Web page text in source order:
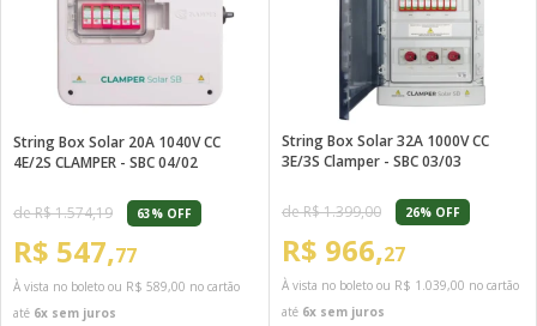
String Box Solar 20A 1040V CC
4E/2S CLAMPER - SBC 04/02
de R$ 1.574,19 63% OFF
R$ 547,77
À vista no boleto ou R$ 589,00 no cartão
até 6x sem juros
String Box Solar 32A 1000V CC
3E/3S Clamper - SBC 03/03
de R$ 1.399,00 26% OFF
R$ 966,27
À vista no boleto ou R$ 1.039,00 no cartão
até 6x sem juros